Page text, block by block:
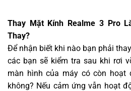
Thay Mặt Kính Realme 3 Pro
Thay?
Để nhận biết khi nào bạn phải
các bạn sẽ kiểm tra sau khi rơi
màn hình của máy có còn hoạt
không? Nếu cảm ứng vẫn hoạt